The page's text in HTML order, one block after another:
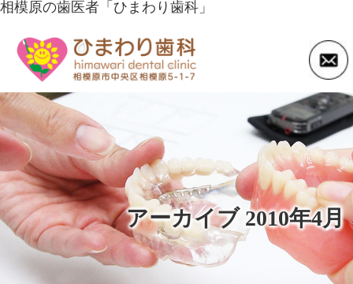
相模原の歯医者「ひまわり歯科」
アーカイブ 2010年4月